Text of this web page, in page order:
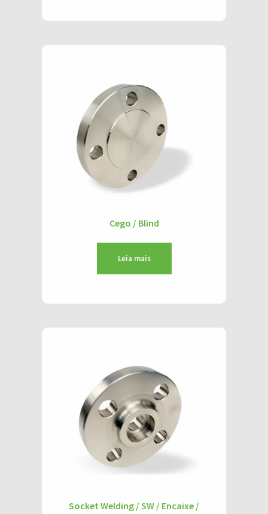
Cego / Blind
Leia mais
Socket Welding / SW / Encaixe /